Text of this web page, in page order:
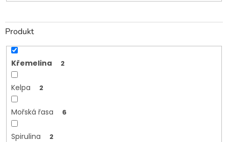
Produkt
Křemelina 2
Kelpa 2
Mořská řasa 6
Spirulina 2